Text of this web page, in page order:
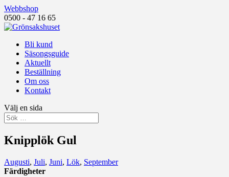
Webbshop
0500 - 47 16 65
Bli kund
Säsongsguide
Aktuellt
Beställning
Om oss
Kontakt
Välj en sida
Knipplök Gul
Augusti, Juli, Juni, Lök, September
Färdigheter